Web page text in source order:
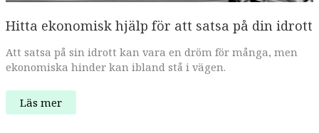
Hitta ekonomisk hjälp för att satsa på din idrott
Att satsa på sin idrott kan vara en dröm för många, men
ekonomiska hinder kan ibland stå i vägen.
Hitta
ekonomisk
Läs mer